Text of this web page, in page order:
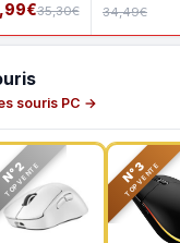
35,30€ 34,49€
souris PC →
N°2
TOP VENTE N°3
TOP VENTE